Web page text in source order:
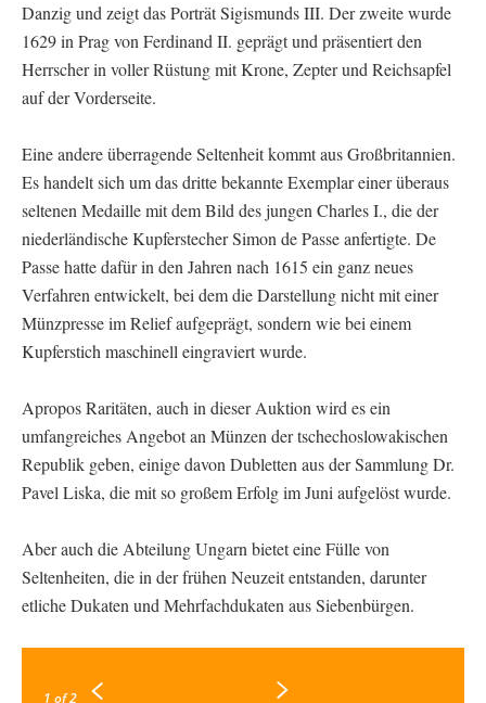
Danzig und zeigt das Porträt Sigismunds III. Der zweite wurde
1629 in Prag von Ferdinand II. geprägt und präsentiert den
Herrscher in voller Rüstung mit Krone, Zepter und Reichsapfel
auf der Vorderseite.
Eine andere überragende Seltenheit kommt aus Großbritannien.
Es handelt sich um das dritte bekannte Exemplar einer überaus
seltenen Medaille mit dem Bild des jungen Charles I., die der
niederländische Kupferstecher Simon de Passe anfertigte. De
Passe hatte dafür in den Jahren nach 1615 ein ganz neues
Verfahren entwickelt, bei dem die Darstellung nicht mit einer
Münzpresse im Relief aufgeprägt, sondern wie bei einem
Kupferstich maschinell eingraviert wurde.
Apropos Raritäten, auch in dieser Auktion wird es ein
umfangreiches Angebot an Münzen der tschechoslowakischen
Republik geben, einige davon Dubletten aus der Sammlung Dr.
Pavel Liska, die mit so großem Erfolg im Juni aufgelöst wurde.
Aber auch die Abteilung Ungarn bietet eine Fülle von
Seltenheiten, die in der frühen Neuzeit entstanden, darunter
etliche Dukaten und Mehrfachdukaten aus Siebenbürgen.
1 of 2